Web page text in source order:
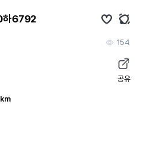
하6792
154
공유